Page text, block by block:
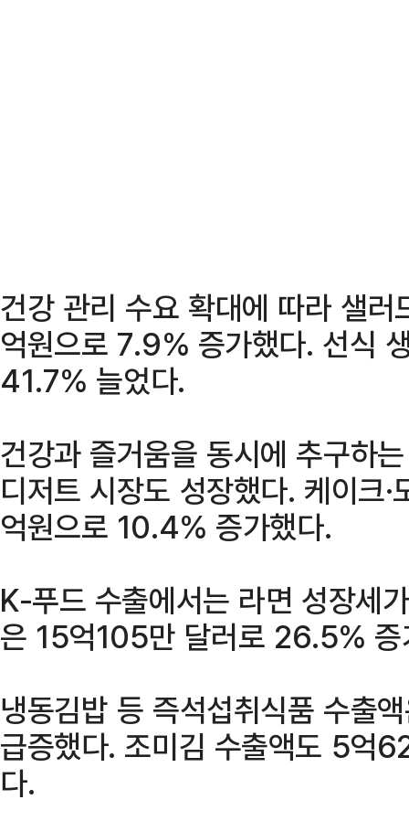
건강 관리 수요 확대에 따라 샐
억원으로 7.9% 증가했다. 선식
41.7% 늘었다.
건강과 즐거움을 동시에 추구하
디저트 시장도 성장했다. 케이크
억원으로 10.4% 증가했다.
K-푸드 수출에서는 라면 성장세
은 15억105만 달러로 26.5% 증
냉동김밥 등 즉석섭취식품 수출
급증했다. 조미김 수출액도 5억
다.